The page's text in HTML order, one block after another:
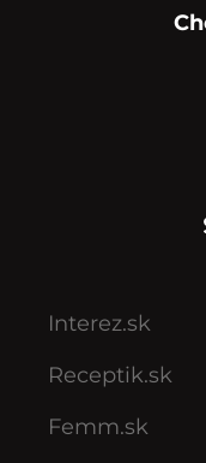
Interez.sk
Receptik.sk
Femm.sk